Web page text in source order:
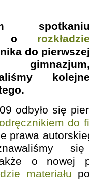
o
do
odbyło się
do
prawa
o nowej
materiału